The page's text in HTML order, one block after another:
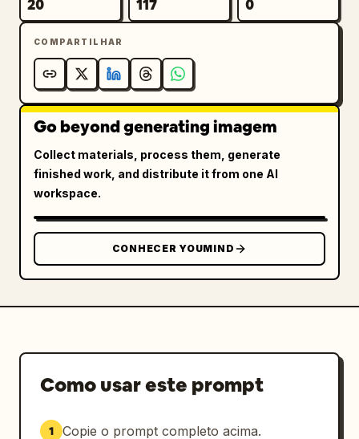
20 117 0
COMPARTILHAR
Go beyond generating imagem
Collect materials, process them, generate
finished work, and distribute it from one AI
workspace.
CONHECER YOUMIND
Como usar este prompt
1 Copie o prompt completo acima.